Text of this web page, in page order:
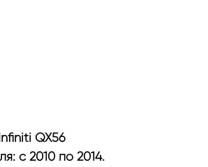
QX56
с 2010 по 2014.